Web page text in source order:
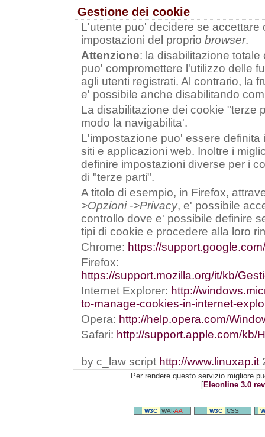
Gestione dei cookie
L'utente puo' decidere se accettare
impostazioni del proprio browser.
Attenzione: la disabilitazione
puo' compromettere l'utilizzo delle
agli utenti registrati. Al contrario, la
e' possibile anche disabilitando
La disabilitazione dei cookie "terze
modo la navigabilita'.
L'impostazione puo' essere
siti e applicazioni web. Inoltre i
definire impostazioni diverse per i
di "terze parti".
A titolo di esempio, in Firefox,
>Opzioni ->Privacy, e' possibile
controllo dove e' possibile definire
tipi di cookie e procedere alla loro
Chrome: https://
Firefox:
https://support.mozilla.org/it/kb/
Internet Explorer: http://
to-manage-cookies-in-internet-
Opera: http://help.opera.com/
Safari: http://support.apple.com/kb/
by c_law script http://www.linuxap.it
Per rendere questo servizio migliore
[Eleonline 3.0
W3C WAI-AA W3C CSS